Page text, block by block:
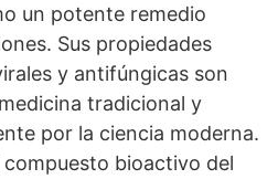
un potente remedio
Sus propiedades
y antifúngicas son
tradicional y
por la ciencia moderna.
bioactivo del